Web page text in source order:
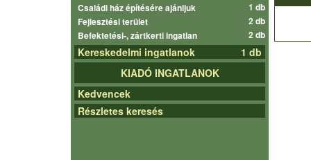
Családi ház építésére ajánljuk
1 db
Fejlesztési terület
2 db
Befektetési-, zártkerti ingatlan
2 db
Kereskedelmi ingatlanok
1 db
KIADÓ INGATLANOK
Kedvencek
Részletes keresés